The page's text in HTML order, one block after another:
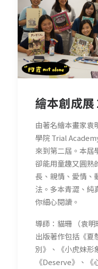
繪本創成展
由著名繪本畫家袁
學院 Trial
來到第二屆。本屆
卻能用童趣又圓熟
長、親情、愛情、
法。多本青澀、純
你細心閱讀。
導師：貓珊 （袁
出版著作包括《夏
別》、《小虎妹形
《Deserve》、《